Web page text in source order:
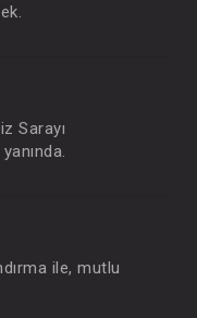
Sarayı
ile, mutlu